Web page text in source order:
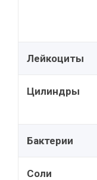
Лейкоциты
Цилиндры
Бактерии
Соли